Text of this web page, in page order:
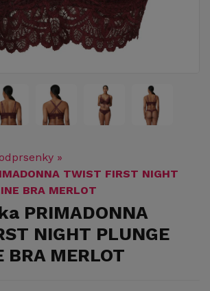
»
TWIST FIRST NIGHT
BRA MERLOT
PRIMADONNA
NIGHT PLUNGE
BRA MERLOT